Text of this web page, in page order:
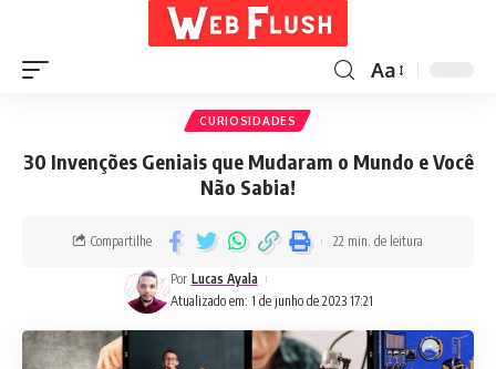
Aa
CURIOSIDADES
30 Invenções Geniais que Mudaram o Mundo e Você
Não Sabia!
Atualizado em: 1 de junho de 2023 17:21
Por Lucas Ayala
Compartilhe 22 min. de leitura